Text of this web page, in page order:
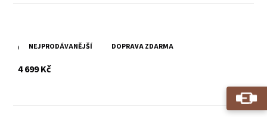
NEJPRODÁVANĚJŠÍ DOPRAVA ZDARMA
Černá kožená taška Divoký býk
4 699 Kčs DPH